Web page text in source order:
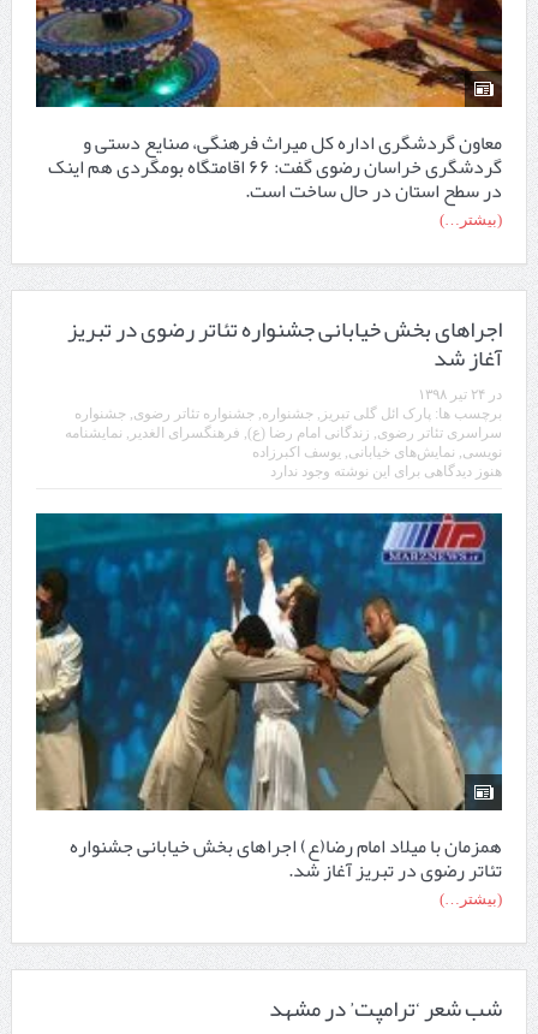
معاون گردشگری اداره کل میراث فرهنگی، صنایع دستی و
گردشگری خراسان رضوی گفت: ۶۶ اقامتگاه بومگردی هم اینک
در سطح استان در حال ساخت است.
(بیشتر…)
اجراهای بخش خیابانی جشنواره تئاتر رضوی در تبریز
آغاز شد
در ۲۴ تیر ۱۳۹۸
برچسب ها: پارک ائل گلی تبریز جشنواره جشنواره تئاتر رضوی جشنواره
سراسری تئاتر رضوی زندگانی امام رضا (ع), فرهنگسرای الغدیر
نمایشنامه
نویسی نمایش‌های خیابانی یوسف اکبرزاده
هنوز دیدگاهی برای این نوشته وجود ندارد
همزمان با میلاد امام رضا(ع) اجراهای بخش خیابانی جشنواره
تئاتر رضوی در تبریز آغاز شد.
(بیشتر…)
شب شعر ‘ترامپت’ در مشهد